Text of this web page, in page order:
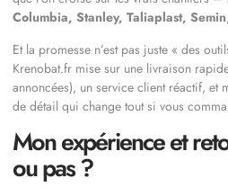
Columbia, Stanley, Taliaplast, Semin
Et la promesse n’est pas juste « des
Krenobat.fr mise sur une livraison
annoncées), un service client réactif, et
de détail qui change tout si vous
Mon expérience et
ou pas ?